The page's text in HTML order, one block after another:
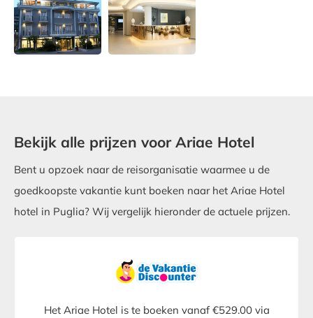
Bekijk alle prijzen voor Ariae Hotel
Bent u opzoek naar de reisorganisatie waarmee u de
goedkoopste vakantie kunt boeken naar het Ariae Hotel
hotel in Puglia? Wij vergelijk hieronder de actuele prijzen.
Het Ariae Hotel is te boeken vanaf €529.00 via